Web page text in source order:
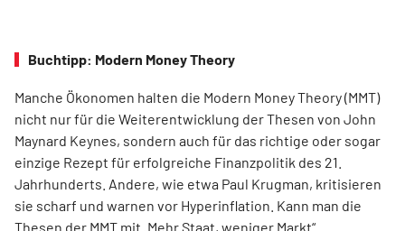
Buchtipp: Modern Money Theory
Manche Ökonomen halten die Modern Money Theory (MMT)
nicht nur für die Weiterentwicklung der Thesen von John
Maynard Keynes, sondern auch für das richtige oder sogar
einzige Rezept für erfolgreiche Finanzpolitik des 21.
Jahrhunderts. Andere, wie etwa Paul Krugman, kritisieren
sie scharf und warnen vor Hyperinflation. Kann man die
Thesen der MMT mit „Mehr Staat, weniger Markt“